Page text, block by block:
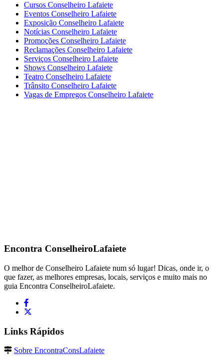
Cursos Conselheiro Lafaiete
Eventos Conselheiro Lafaiete
Exposição Conselheiro Lafaiete
Notícias Conselheiro Lafaiete
Promoções Conselheiro Lafaiete
Reclamações Conselheiro Lafaiete
Serviços Conselheiro Lafaiete
Shows Conselheiro Lafaiete
Teatro Conselheiro Lafaiete
Trânsito Conselheiro Lafaiete
Vagas de Empregos Conselheiro Lafaiete
Encontra ConselheiroLafaiete
O melhor de Conselheiro Lafaiete num só lugar! Dicas, onde ir, o
que fazer, as melhores empresas, locais, serviços e muito mais no
guia Encontra ConselheiroLafaiete.
Links Rápidos
Sobre EncontraConsLafaiete